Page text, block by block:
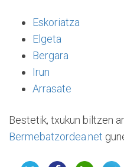
Eskoriatza
Elgeta
Bergara
Irun
Arrasate
Bestetik, txukun biltzen
Bermebatzordea.net